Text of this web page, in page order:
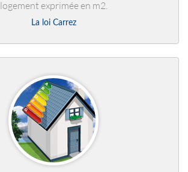
logement exprimée en m2.
La loi Carrez